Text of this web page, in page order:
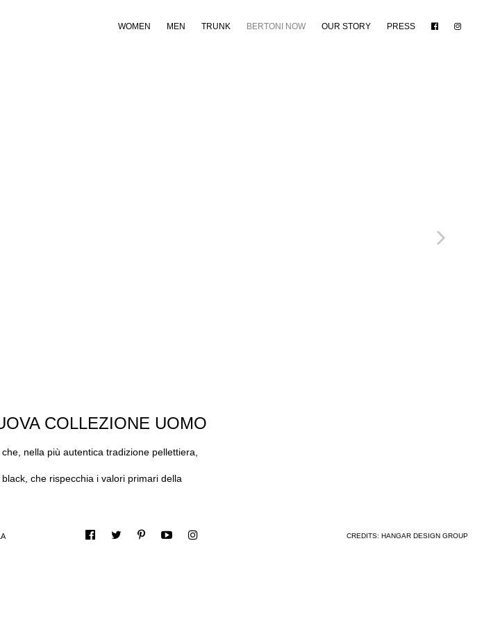
WOMEN MEN TRUNK BERTONI NOW OUR STORY PRESS
COLLEZIONE UOMO
nella più autentica tradizione pellettiera,
che rispecchia i valori primari della
CREDITS: HANGAR DESIGN GROUP